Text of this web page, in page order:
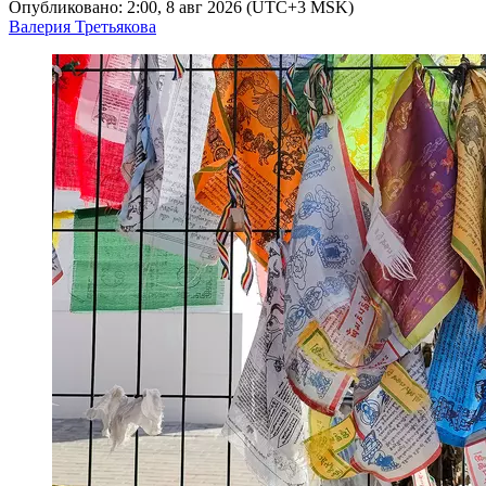
Опубликовано: 2:00, 8 авг 2026 (UTC+3 MSK)
Валерия Третьякова